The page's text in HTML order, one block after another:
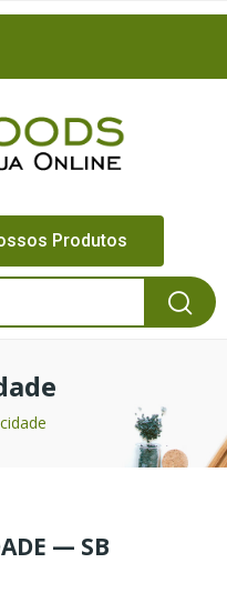
Produtos
— SB